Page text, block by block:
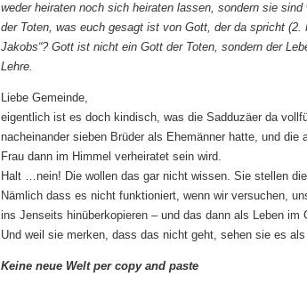
weder heiraten noch sich heiraten lassen, sondern sie
der Toten, was euch gesagt ist von Gott, der da spricht
Jakobs“? Gott ist nicht ein Gott der Toten, sondern der
Lehre.
Liebe Gemeinde,
eigentlich ist es doch kindisch, was die Sadduzäer da
nacheinander sieben Brüder als Ehemänner hatte, und
Frau dann im Himmel verheiratet sein wird.
Halt …nein! Die wollen das gar nicht wissen. Sie stellen
Nämlich dass es nicht funktioniert, wenn wir versuchen,
ins Jenseits hinüberkopieren – und das dann als Leben im
Und weil sie merken, dass das nicht geht, sehen sie es
Keine neue Welt per copy and paste